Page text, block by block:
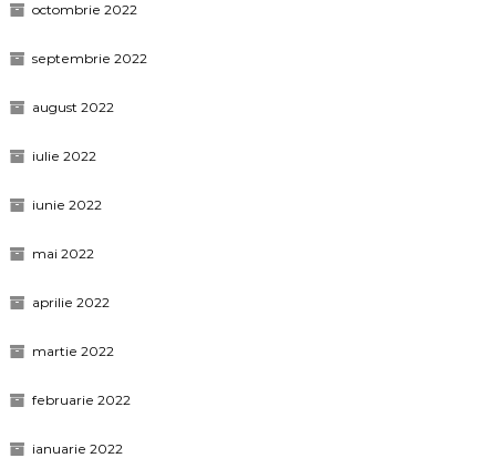
octombrie 2022
septembrie 2022
august 2022
iulie 2022
iunie 2022
mai 2022
aprilie 2022
martie 2022
februarie 2022
ianuarie 2022